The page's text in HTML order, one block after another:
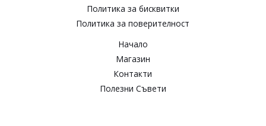
Политика за бисквитки​
Политика за поверителност​
Начало
Магазин
Контакти
Полезни Съвети